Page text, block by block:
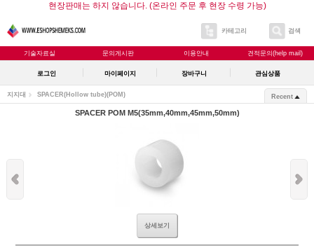
현장판매는 하지 않습니다. (온라인 주문 후 현장 수령 가능)
카테고리 검색
기술자료실 문의게시판 이용안내 견적문의(help mail)
로그인 마이페이지 장바구니 관심상품
지지대 SPACER(Hollow tube)(POM) Recent
SPACER POM M5(35mm,40mm,45mm,50mm)
상세보기